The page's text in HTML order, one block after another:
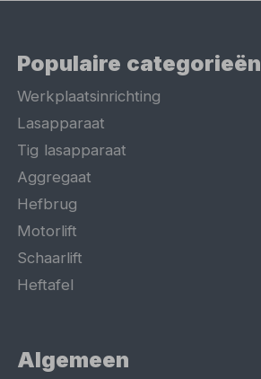
Populaire categorieën
Werkplaatsinrichting
Lasapparaat
Tig lasapparaat
Aggregaat
Hefbrug
Motorlift
Schaarlift
Heftafel
Algemeen